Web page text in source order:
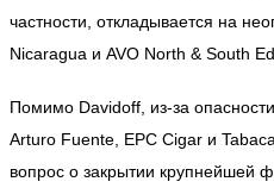
частности, откладывается на
Nicaragua и AVO North & South
Помимо Davidoff, из-за
Arturo Fuente, EPC Cigar и
вопрос о закрытии крупнейшей